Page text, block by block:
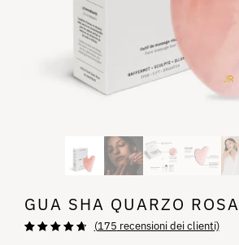
GUA SHA QUARZO ROSA
(175 recensioni dei clienti)